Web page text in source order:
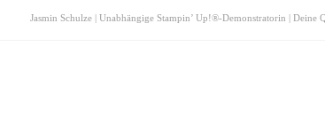
Jasmin Schulze | Unabhängige Stampin’ Up!®-Demonstratorin |